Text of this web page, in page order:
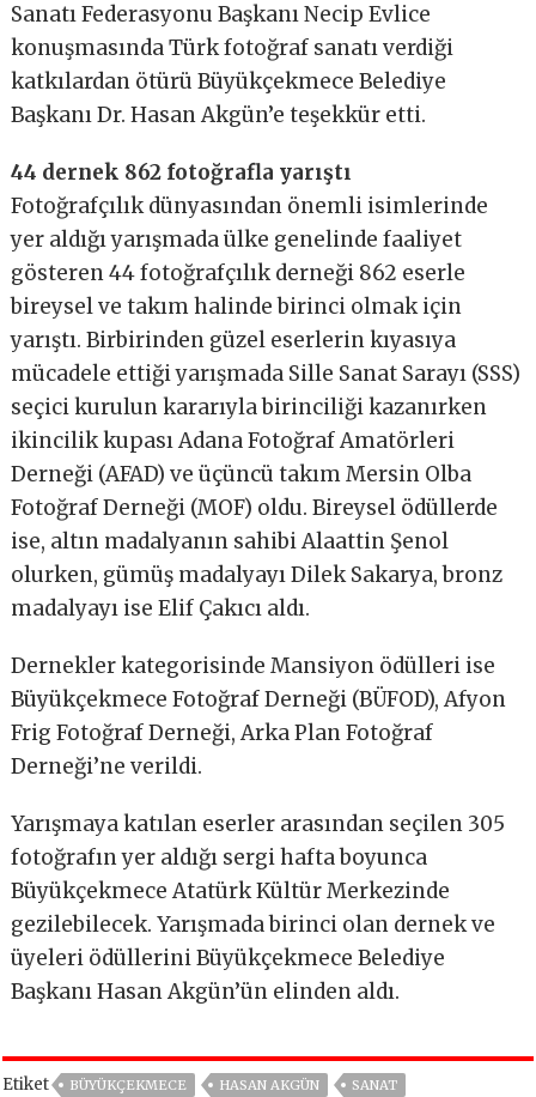
Sanatı Federasyonu Başkanı Necip Evlice
konuşmasında Türk fotoğraf sanatı verdiği
katkılardan ötürü Büyükçekmece Belediye
Başkanı Dr. Hasan Akgün’e teşekkür etti.
44 dernek 862 fotoğrafla yarıştı
Fotoğrafçılık dünyasından önemli isimlerinde
yer aldığı yarışmada ülke genelinde faaliyet
gösteren 44 fotoğrafçılık derneği 862 eserle
bireysel ve takım halinde birinci olmak için
yarıştı. Birbirinden güzel eserlerin kıyasıya
mücadele ettiği yarışmada Sille Sanat Sarayı (SSS)
seçici kurulun kararıyla birinciliği kazanırken
ikincilik kupası Adana Fotoğraf Amatörleri
Derneği (AFAD) ve üçüncü takım Mersin Olba
Fotoğraf Derneği (MOF) oldu. Bireysel ödüllerde
ise, altın madalyanın sahibi Alaattin Şenol
olurken, gümüş madalyayı Dilek Sakarya, bronz
madalyayı ise Elif Çakıcı aldı.
Dernekler kategorisinde Mansiyon ödülleri ise
Büyükçekmece Fotoğraf Derneği (BÜFOD), Afyon
Frig Fotoğraf Derneği, Arka Plan Fotoğraf
Derneği’ne verildi.
Yarışmaya katılan eserler arasından seçilen 305
fotoğrafın yer aldığı sergi hafta boyunca
Büyükçekmece Atatürk Kültür Merkezinde
gezilebilecek. Yarışmada birinci olan dernek ve
üyeleri ödüllerini Büyükçekmece Belediye
Başkanı Hasan Akgün’ün elinden aldı.
Etiket BÜYÜKÇEKMECE HASAN AKGÜN SANAT